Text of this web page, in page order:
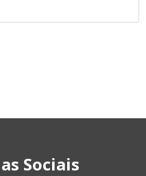
Sociais